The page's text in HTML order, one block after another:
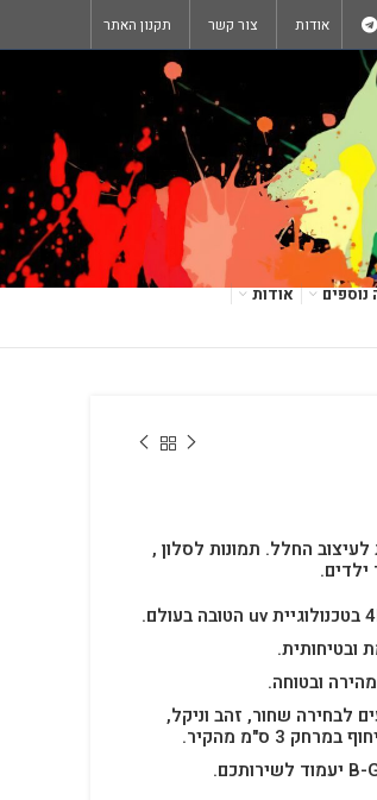
אודות צור קשר תקנון האתר
אודות
לעיצוב החלל. תמונות לסלון ,
ובטיחותית.
לבחירה שחור, זהב וניקל,
3 ס"מ מהקיר.